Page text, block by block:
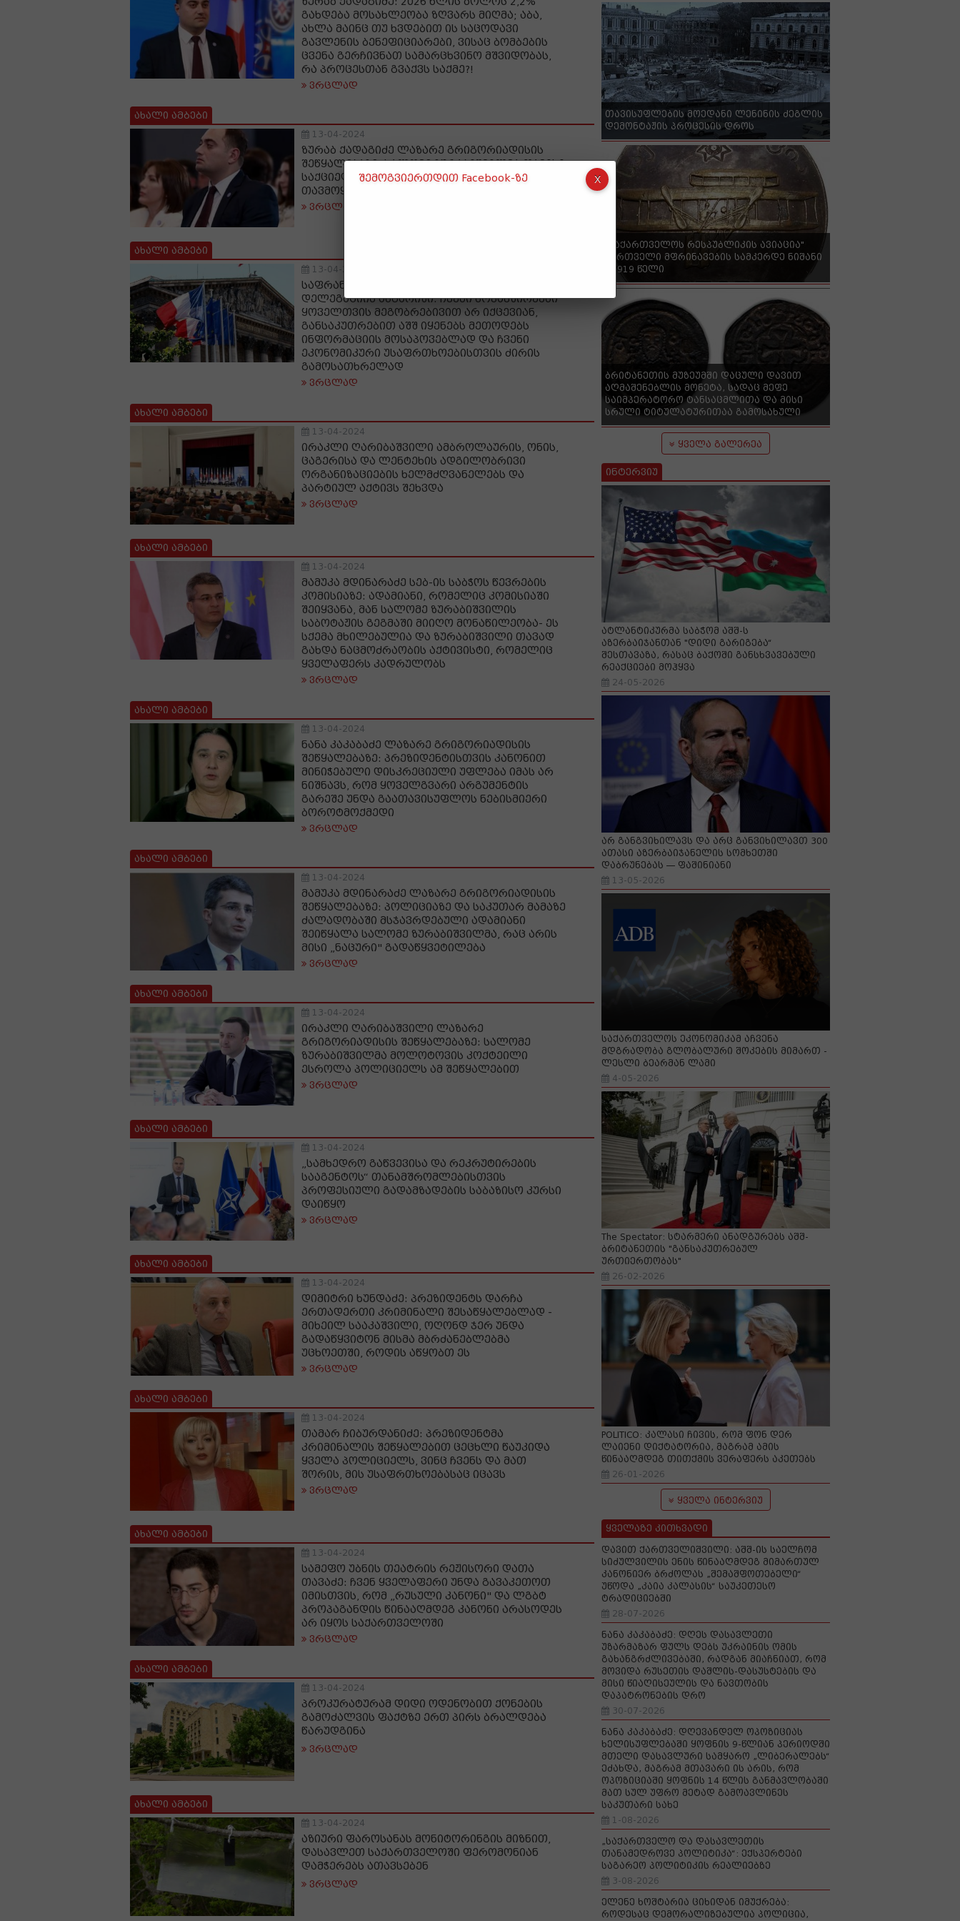
გახდება მოსახლეობა ზღვარს მიღმა; აბა,
ახლა მაინც თუ ხვდებით ის საცოდავი
გავლენის ბენეფიციარები, ვისაც ბომბების
ცვენა გერჩივნათ სამარცხვინო მშვიდობას,
რა პროცესთან გვაქვს საქმე?!
ვრცლად
ახალი ამბები
13-04-2024
ზურაბ ქადაგიძე ლაზარე გრიგორიადისის
შეწყალებაზე: სალომე ზურაბიშვილმა თავისი
საქციელით, შეაფურთხა სახელმწიფოსა და
თავმოყვარე ქართველ ხალხს!
ვრცლად
ახალი ამბები
13-04-2024
საფრანგეთის დაზვერვის საპარლამენტო
დელეგაციის ანგარიში: ჩვენი მოკავშირეები
ყოველთვის მეგობრებივით არ იქცევიან,
განსაკუთრებით აშშ იყენებს მეთოდებს
ინფორმაციის მოსაპოვებლად და ჩვენი
ეკონომიკური უსაფრთხოებისთვის ძირის
გამოსათხრელად
ვრცლად
ახალი ამბები
13-04-2024
ირაკლი ღარიბაშვილი ამბროლაურის, ონის,
ცაგერისა და ლენტეხის ადგილობრივი
ორგანიზაციების ხელმძღვანელებს და
პარტიულ აქტივს შეხვდა
ვრცლად
ახალი ამბები
13-04-2024
მამუკა მდინარაძე სებ-ის საბჭოს წევრების
კომისიაზე: ადამიანი, რომელიც კომისიაში
შეიყვანა, მან სალომე ზურაბიშვილის
საბოტაჟის გეგმაში მიიღო მონაწილეობა- ეს
სქემა მხილებულია და ზურაბიშვილი თავად
გახდა ნაცმოძრაობის აქტივისტი, რომელიც
ყველაფერს კადრულობს
ვრცლად
ახალი ამბები
13-04-2024
ნანა კაკაბაძე ლაზარე გრიგორიადისის
შეწყალებაზე: პრეზიდენტისთვის კანონით
მინიჭებული დისკრეციული უფლება იმას არ
ნიშნავს, რომ ყოველგვარი არგუმენტის
გარეშე უნდა გაათავისუფლოს ნებისმიერი
ბოროტმოქმედი
ვრცლად
ახალი ამბები
13-04-2024
მამუკა მდინარაძე ლაზარე გრიგორიადისის
შეწყალებაზე: პოლიციაზე და საკუთარ მამაზე
ძალადობაში მსჯავრდებული ადამიანი
შეიწყალა სალომე ზურაბიშვილმა, რაც არის
მისი „ნაცური" გადაწყვეტილება
ვრცლად
ახალი ამბები
13-04-2024
ირაკლი ღარიბაშვილი ლაზარე
გრიგორიადისის შეწყალებაზე: სალომე
ზურაბიშვილმა მოლოტოვის კოქტეილი
ესროლა პოლიციელს ამ შეწყალებით
ვრცლად
ახალი ამბები
13-04-2024
„სამხედრო გაწვევისა და რეკრუტირების
სააგენტოს“ თანამშრომლებისთვის
პროფესიული გადამზადების საბაზისო კურსი
დაიწყო
ვრცლად
ახალი ამბები
13-04-2024
დიმიტრი ხუნდაძე: პრეზიდენტს დარჩა
ერთადერთი კრიმინალი შესაწყალებლად -
მიხეილ სააკაშვილი, ოღონდ ჯერ უნდა
გადაწყვიტონ მისმა მბრძანებლებმა
უცხოეთში, როდის აწყობთ ეს
ვრცლად
ახალი ამბები
13-04-2024
თამარ ჩიბურდანიძე: პრეზიდენტმა
კრიმინალის შეწყალებით ცეცხლი წაუკიდა
ყველა პოლიციელს, ვინც ჩვენს და მათ
შორის, მის უსაფრთხოებასაც იცავს
ვრცლად
ახალი ამბები
13-04-2024
სამეფო უბნის თეატრის რეჟისორი დათა
თავაძე: ჩვენ ყველაფერი უნდა გავაკეთოთ
იმისთვის, რომ „რუსული კანონი" და ლგბტ
პროპაგანდის წინააღმდეგ კანონი არასოდეს
არ იყოს საქართველოში
ვრცლად
ახალი ამბები
13-04-2024
პროკურატურამ დიდი ოდენობით ქონების
გამოძალვის ფაქტზე ერთ პირს ბრალდება
წარუდგინა
ვრცლად
ახალი ამბები
13-04-2024
აზიური ფაროსანას მონიტორინგის მიზნით,
დასავლეთ საქართველოში ფერომონიან
დამჭერებს ათავსებენ
ვრცლად
თავისუფლების მოედანი ლენინის ძეგლის
დემონტაჟის პროცესის დროს
"საქართველოს რესპუბლიკის ავიაცია"
ქართველი მფრინავების სამკერდე ნიშანი
- 1919 წელი
ბრიტანეთის მუზეუმში დაცული დავით
აღმაშენებლის მონეტა, სადაც მეფე
საიმპერატორო ტანსაცმლითა და მისი
სრული ტიტულატურითაა გამოსახული
ყველა გალერეა
ინტერვიუ
ატლანტიკურმა საბჭომ აშშ-ს
აზერბაიჯანთან "დიდი გარიგება“
შესთავაზა, რასაც ბაქოში განსხვავებული
რეაქციები მოჰყვა
24-05-2026
არ განგვიხილავს და არც განვიხილავთ 300
ათასი აზერბაიჯანელის სომხეთში
დაბრუნებას — ფაშინიანი
13-05-2026
საქართველოს ეკონომიკამ აჩვენა
მდგრადობა გლობალური შოკების მიმართ -
ლესლი ბეარმან ლამი
4-05-2026
The Spectator: სტარმერი ანადგურებს აშშ-
ბრიტანეთის "განსაკუთრებულ
ურთიერთობას"
26-02-2026
POLITICO: კალასი ჩივის, რომ ფონ დერ
ლაიენი დიქტატორია, მაგრამ ამის
წინააღმდეგ თითქმის ვერაფერს აკეთებს
26-01-2026
ყველა ინტერვიუ
ყველაზე კითხვადი
დავით ქართველიშვილი: აშშ-ის საელჩომ
სიძულვილის ენის წინააღმდეგ მიმართულ
კანონიერ ბრძოლას „შემაშფოთებელი“
უწოდა „კაია კალასის“ საუკეთესო
ტრადიციებში
28-07-2026
ნანა კაკაბაძე: დღეს დასავლეთი
უზარმაზარ ფულს დებს უკრაინის ომის
გახანგრძლივებაში, რადგან მიაჩნიათ, რომ
მოვიდა რუსეთის დაშლის-დასუსტების და
მისი წიაღისეულის და ნავთობის
დაპატრონების დრო
30-07-2026
ნანა კაკაბაძე: დღევანდელ ოპოზიციას
ხელისუფლებაში ყოფნის 9-წლიან პერიოდში
მთელი დასავლური სამყარო „ლიბერალებს“
ეძახდა, მაგრამ მთავარი ის არის, რომ
ოპოზიციაში ყოფნის 14 წლის განმავლობაში
მათ სულ უფრო მეტად გამოავლინეს
საკუთარი სახე
1-08-2026
„საქართველო და დასავლეთის
თანამედროვე პოლიტიკა“: ექსპერტები
საგარეო პოლიტიკის რეალიებზე
3-08-2026
ელენე ხოშტარია ციხიდან იმუქრება:
როდესაც დემორალიზებულია პოლიცია,
შემოგვიერთდით Facebook-ზე